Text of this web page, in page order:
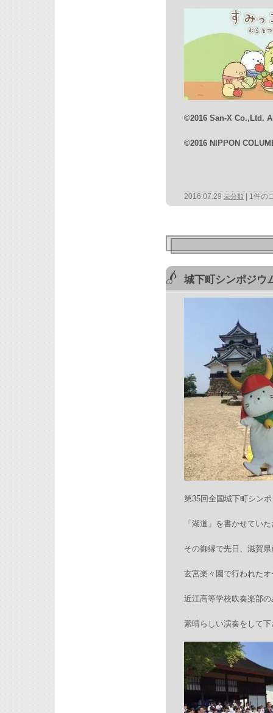
©2016 San-X Co.,Ltd.
©2016 NIPPON
2016.07.29 未分類 1件の
城下町シンポジウ
第35回全国城下町シン
「湖道」を書かせてい
その御縁で先日、滋賀
玄宮楽々園で行われた
近江高等学校吹奏楽部
素晴らしい演奏をして